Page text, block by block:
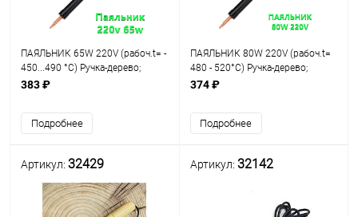
ПАЯЛЬНИК 65W 220V (рабоч.t= -
450...490 °С) Ручка-дерево;
съемное медное жало- 5,5мм
тип нагреват
383 ₽
Подробнее
ПАЯЛЬНИК 80W 220V (рабоч.t=
480 - 520°C) Ручка-дерево;
медное жало- 6.5мм прямой
нагревательного эл
374 ₽
Подробнее
Артикул: 32429 Артикул: 32142